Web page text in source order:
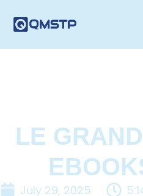
LE
July 29, 2025